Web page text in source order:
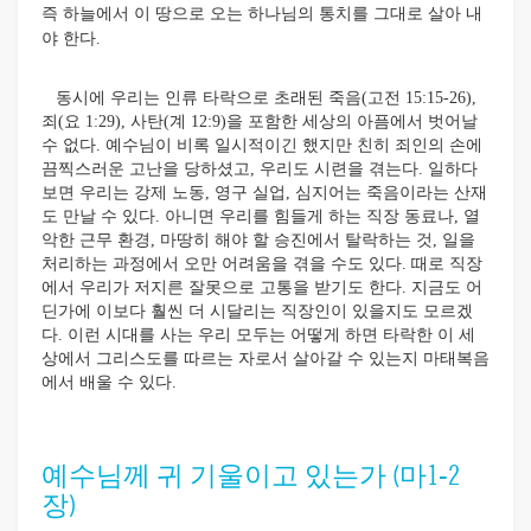
즉 하늘에서 이 땅으로 오는 하나님의 통치를 그대로 살아 내
야 한다.
동시에 우리는 인류 타락으로 초래된 죽음(고전 15:15-26),
죄(요 1:29), 사탄(계 12:9)을 포함한 세상의 아픔에서 벗어날
수 없다. 예수님이 비록 일시적이긴 했지만 친히 죄인의 손에
끔찍스러운 고난을 당하셨고, 우리도 시련을 겪는다. 일하다
보면 우리는 강제 노동, 영구 실업, 심지어는 죽음이라는 산재
도 만날 수 있다. 아니면 우리를 힘들게 하는 직장 동료나, 열
악한 근무 환경, 마땅히 해야 할 승진에서 탈락하는 것, 일을
처리하는 과정에서 오만 어려움을 겪을 수도 있다. 때로 직장
에서 우리가 저지른 잘못으로 고통을 받기도 한다. 지금도 어
딘가에 이보다 훨씬 더 시달리는 직장인이 있을지도 모르겠
다. 이런 시대를 사는 우리 모두는 어떻게 하면 타락한 이 세
상에서 그리스도를 따르는 자로서 살아갈 수 있는지 마태복음
에서 배울 수 있다.
예수님께 귀 기울이고 있는가 (마1-2
장)